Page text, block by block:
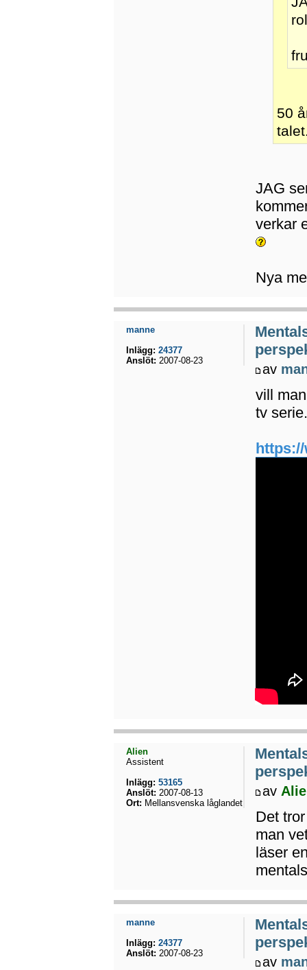
50
JAG
verkar
Nya
av
vill
tv
manne
Inlägg: 24377
Anslöt: 2007-08-23
av
Det
man
läser
Alien
Assistent
Inlägg: 53165
Anslöt: 2007-08-13
Ort: Mellansvenska låglandet
av
manne
Inlägg: 24377
Anslöt: 2007-08-23